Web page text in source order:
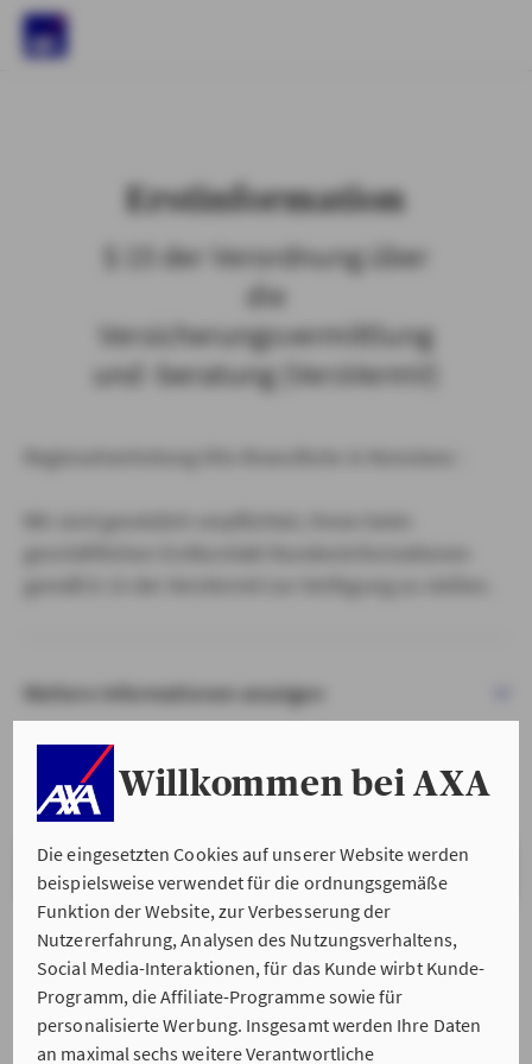
Willkommen bei AXA
Die eingesetzten Cookies auf unserer Website werden
beispielsweise verwendet für die ordnungsgemäße
Funktion der Website, zur Verbesserung der
Nutzererfahrung, Analysen des Nutzungsverhaltens,
Social Media-Interaktionen, für das Kunde wirbt Kunde-
Programm, die Affiliate-Programme sowie für
personalisierte Werbung. Insgesamt werden Ihre Daten
an maximal sechs weitere Verantwortliche
Erstinformation
§ 15 der Verordnung über
die
Versicherungsvermittlung
und -beratung (VersVermV)
Regionalvertretung Vito Branciforte in Konstanz :
Weitere Informationen anzeigen
VERSTANDEN & WEITER